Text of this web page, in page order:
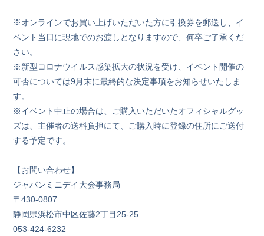
※オンラインでお買い上げいただいた方に引換券を郵送し、イ
ベント当日に現地でのお渡しとなりますので、何卒ご了承くだ
さい。
※新型コロナウイルス感染拡大の状況を受け、イベント開催の
可否については9月末に最終的な決定事項をお知らせいたしま
す。
※イベント中止の場合は、ご購入いただいたオフィシャルグッ
ズは、主催者の送料負担にて、ご購入時に登録の住所にご送付
する予定です。
【お問い合わせ】
ジャパンミニデイ大会事務局
〒430-0807
静岡県浜松市中区佐藤2丁目25-25
053-424-6232